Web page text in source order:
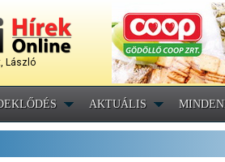
László
AKTUÁLIS